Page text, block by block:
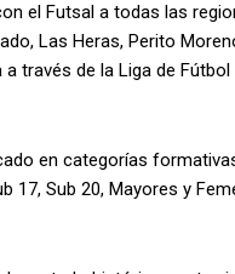
el Futsal a todas las
Las Heras, Perito
través de la Liga de
en categorías
17, Sub 20, Mayores y